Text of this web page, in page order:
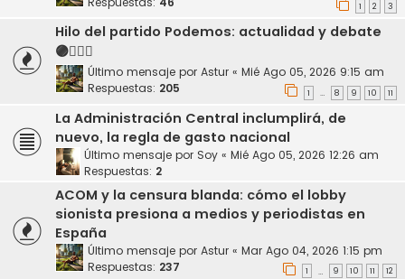
1 2 3
Hilo del partido Podemos: actualidad y debate
🟣🏳️‍🌈✊
Último mensaje por Astur « Mié Ago 05, 2026 9:15 am
Respuestas: 205 1 … 8 9 10 11
La Administración Central inclumplirá, de
nuevo, la regla de gasto nacional
Último mensaje por Soy « Mié Ago 05, 2026 12:26 am
Respuestas: 2
ACOM y la censura blanda: cómo el lobby
sionista presiona a medios y periodistas en
España
Último mensaje por Astur « Mar Ago 04, 2026 1:15 pm
Respuestas: 237 1 … 9 10 11 12